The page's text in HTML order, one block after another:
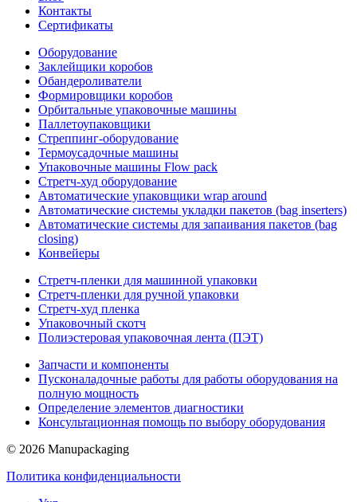
Контакты
Сертификаты
Оборудование
Заклейщики коробов
Обандероливатели
Формировщики коробов
Орбитальные упаковочные машины
Паллетоупаковщики
Стреппинг-оборудование
Термоусадочные машины
Упаковочные машины Flow pack
Стретч-худ оборудование
Автоматические упаковщики wrap around
Автоматические системы укладки пакетов (bag inserters)
Автоматические системы для запаивания пакетов (bag
closing)
Конвейеры
Стретч-пленки для машинной упаковки
Стретч-пленки для ручной упаковки
Стретч-худ пленка
Упаковочный скотч
Полиэстеровая упаковочная лента (ПЭТ)
Запчасти и компоненты
Пусконаладочные работы для работы оборудования на
полную мощность
Определение элементов диагностики
Консультационная помощь по выбору оборудования
© 2026 Manupackaging
Политика конфиденциальности